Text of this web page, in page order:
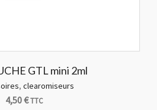
GTL mini 2ml
, clearomiseurs
4,50€TTC